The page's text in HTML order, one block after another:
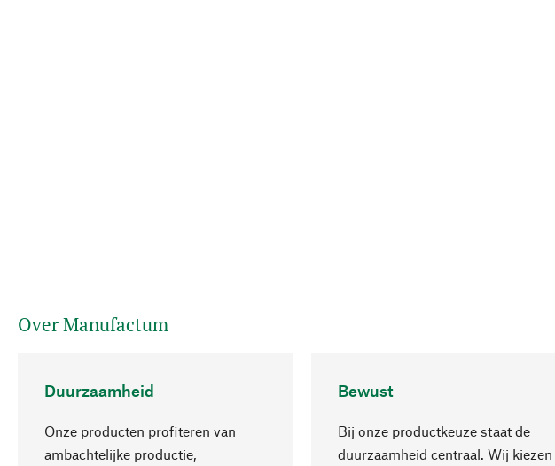
Over Manufactum
Duurzaamheid
Onze producten profiteren van
ambachtelijke productie,
Bewust
Bij onze productkeuze staat de
duurzaamheid centraal. Wij kiezen